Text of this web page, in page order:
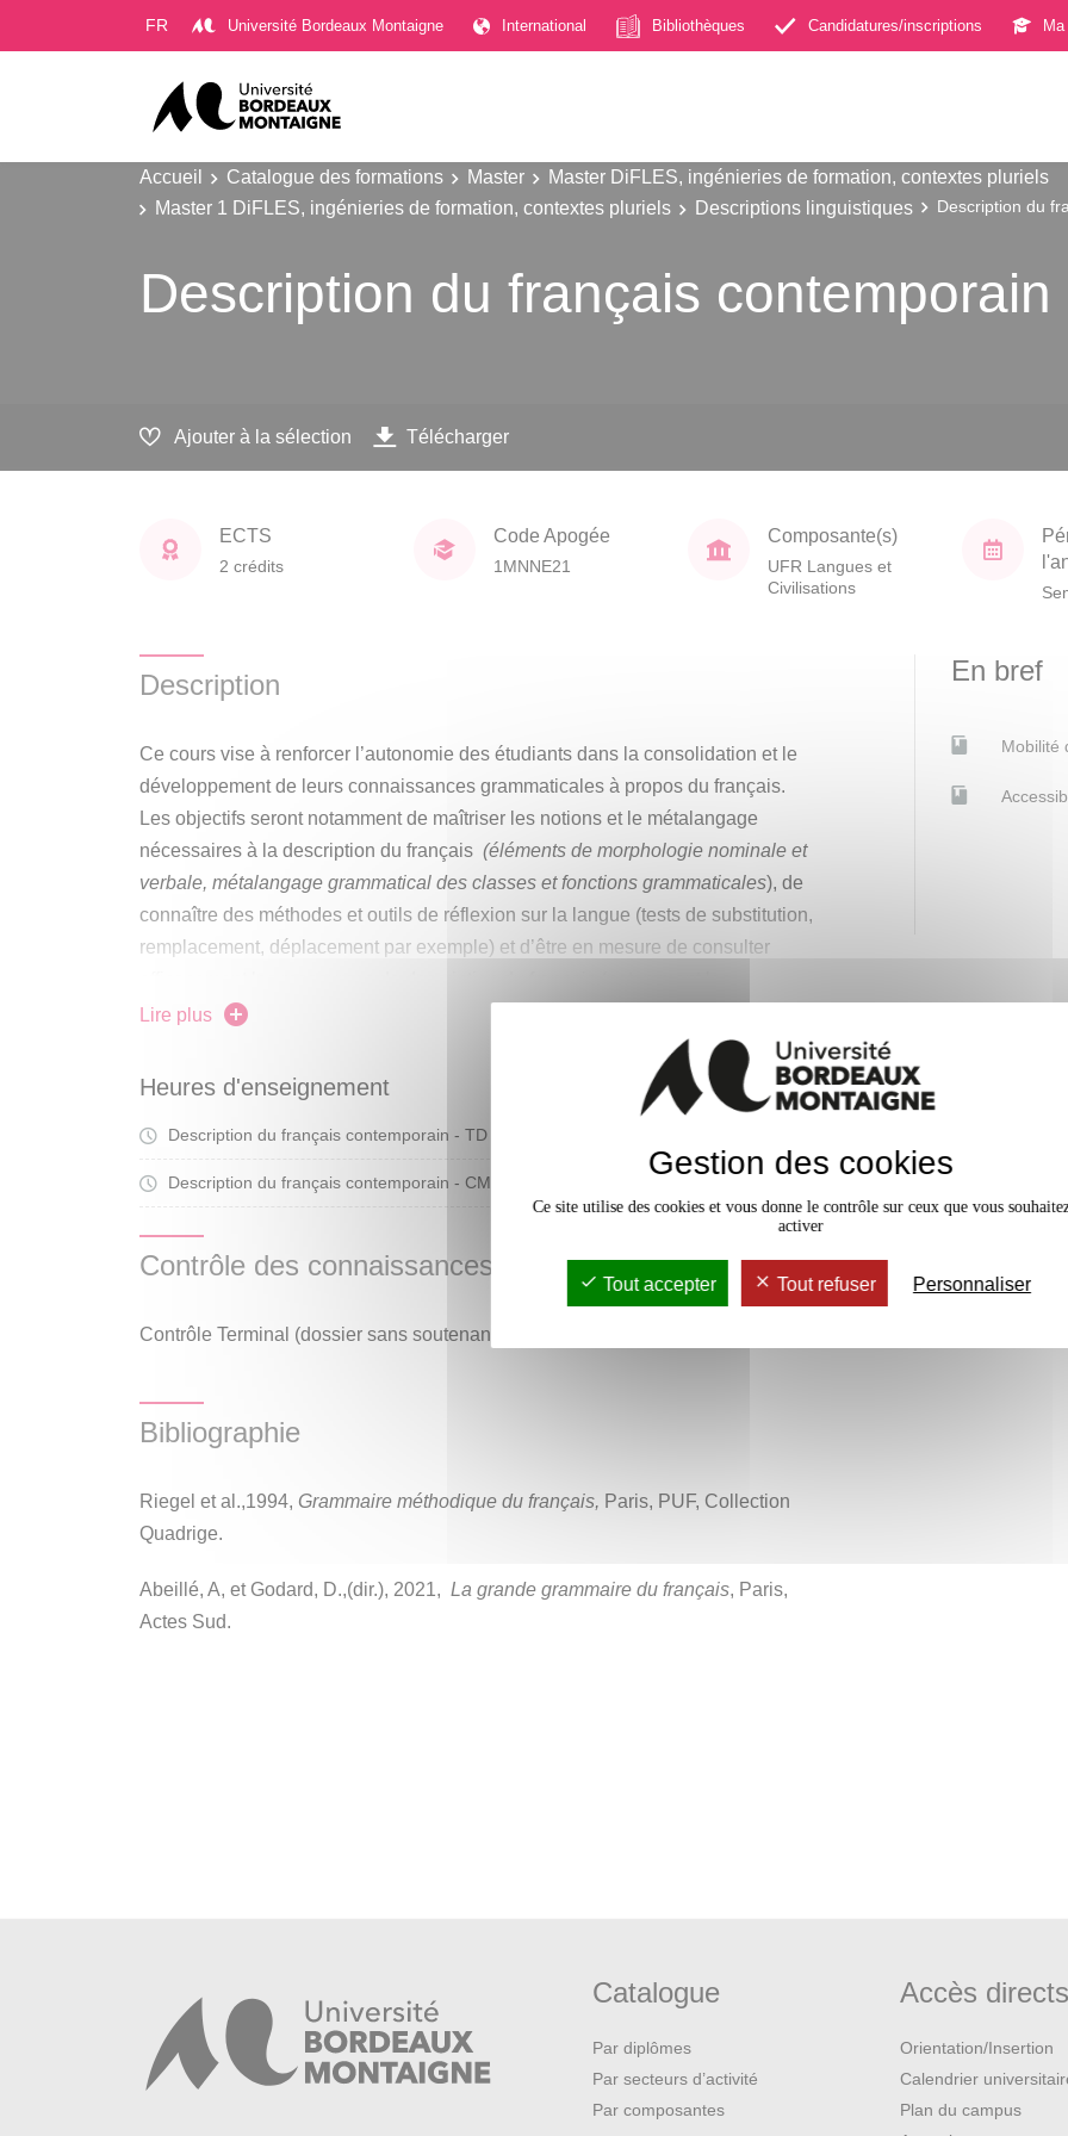
FR Université Bordeaux Montaigne International Bibliothèques Candidatures/inscriptions Ma
Accueil Catalogue des formations Master
Master DiFLES, ingénieries de formation, contextes pluriels
Master 1 DiFLES, ingénieries de formation, contextes pluriels
Descriptions linguistiques Description du
Description du français contemporain
Ajouter à la sélection Télécharger
ECTS
2 crédits
Code Apogée
1MNNE21
Composante(s)
UFR Langues et
Civilisations
Description
Ce cours vise à renforcer l’autonomie des étudiants dans la consolidation et le
développement de leurs connaissances grammaticales à propos du français.
Les objectifs seront notamment de maîtriser les notions et le métalangage
nécessaires à la description du français (éléments de morphologie nominale et
verbale, métalangage grammatical des classes et fonctions grammaticales), de
connaître des méthodes et outils de réflexion sur la langue (tests de substitution,
remplacement, déplacement par exemple) et d’être en mesure de consulter
grammaires).
Le semestre commencera par une évaluation diagnostique sur les
connaissances existantes en grammaire du français et nécessitera un travail
personnel des étudiants en fonction de leurs résultats à ce test et de l’état de
Lire plus
Heures d'enseignement
Description du français contemporain - TD
Description du français contemporain - CM
Contrôle des connaissances
Contrôle Terminal (dossier sans soutenance)
Bibliographie
Riegel et al.,1994, Grammaire méthodique du français, Paris, PUF, Collection
Quadrige.
Abeillé, A, et Godard, D.,(dir.), 2021, La grande grammaire du français, Paris,
Actes Sud.
En bref
Mobilité
Catalogue
Par diplômes
Par secteurs d’activité
Par composantes
Accès
Orientation/Insertion
Calendrier
Plan du campus
Gestion des cookies
Ce site utilise des cookies et vous donne le contrôle sur ceux que vous
activer
Tout accepter Tout refuser Personnaliser